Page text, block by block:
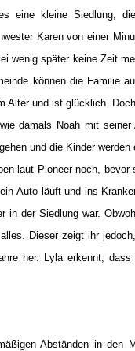
eine kleine Siedlung,
Karen von einer
wenig später keine Zeit
können die Familie
Alter und ist glücklich.
damals Noah mit seiner
und die Kinder werden
laut Pioneer noch, bevor
Auto läuft und ins
in der Siedlung war.
Dieser zeigt ihr
her. Lyla erkennt,
Abständen in den